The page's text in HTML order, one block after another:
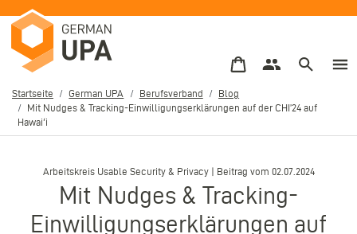
zum
Inhalt
Pfadnavigation
Startseite German UPA Berufsverband
Blog
Mit Nudges & Tracking-Einwilligungserklärungen auf der CHI’24 auf
Hawaiʻi
Arbeitskreis Usable Security & Privacy | Beitrag vom 02.07.2024
Mit Nudges & Tracking-
Einwilligungserklärungen auf